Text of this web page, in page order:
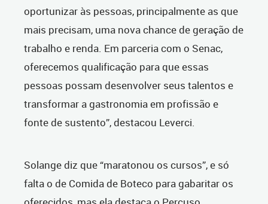
oportunizar às pessoas, principalmente as que
mais precisam, uma nova chance de geração de
trabalho e renda. Em parceria com o Senac,
oferecemos qualificação para que essas
pessoas possam desenvolver seus talentos e
transformar a gastronomia em profissão e
fonte de sustento”, destacou Leverci.
Solange diz que “maratonou os cursos”, e só
falta o de Comida de Boteco para gabaritar os